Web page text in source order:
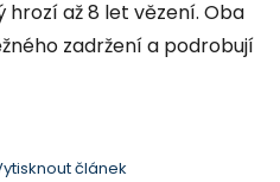
až 8 let vězení. Oba
zadržení a podrobují
článek